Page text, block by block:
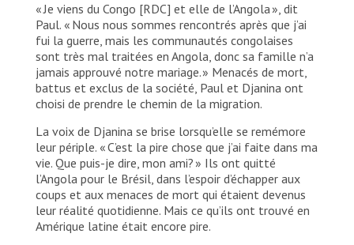
« Je viens du Congo [RDC] et elle de l’Angola », dit
Paul. « Nous nous sommes rencontrés après que j’ai
fui la guerre, mais les communautés congolaises
sont très mal traitées en Angola, donc sa famille n’a
jamais approuvé notre mariage. » Menacés de mort,
battus et exclus de la société, Paul et Djanina ont
choisi de prendre le chemin de la migration.
La voix de Djanina se brise lorsqu’elle se remémore
leur périple. « C’est la pire chose que j’ai faite dans ma
vie. Que puis-je dire, mon ami? » Ils ont quitté
l’Angola pour le Brésil, dans l’espoir d’échapper aux
coups et aux menaces de mort qui étaient devenus
leur réalité quotidienne. Mais ce qu’ils ont trouvé en
Amérique latine était encore pire.